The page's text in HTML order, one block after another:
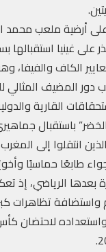
أرضية ملعب محمد
على غينيا
الكاف والفيفا،
المضيف المثالي
القارية
باستقبال
انتقلوا إلى
طابعًا حماسيًا
بعدها الرياضي، إذ
واستضافة تظاهرات